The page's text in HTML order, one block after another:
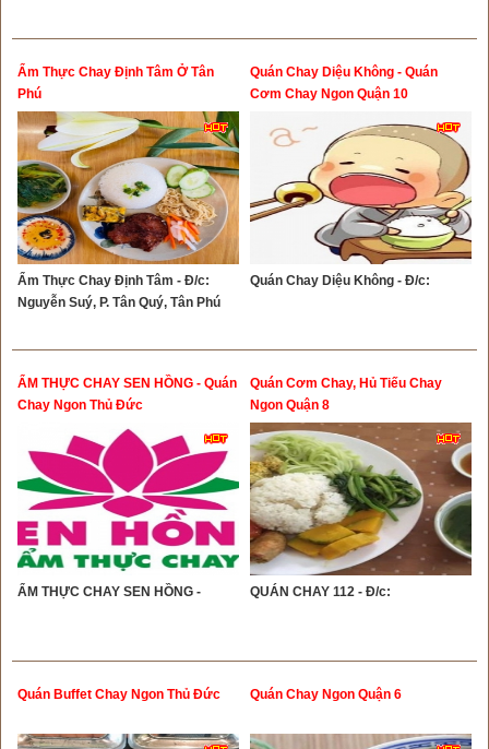
Ẩm Thực Chay Định Tâm Ở Tân
Phú
Ẩm Thực Chay Định Tâm - Đ/c:
Nguyễn Suý, P. Tân Quý, Tân Phú
Quán Chay Diệu Không - Quán
Cơm Chay Ngon Quận 10
Quán Chay Diệu Không - Đ/c:
ẨM THỰC CHAY SEN HỒNG - Quán
Chay Ngon Thủ Đức
ẨM THỰC CHAY SEN HỒNG -
Quán Cơm Chay, Hủ Tiếu Chay
Ngon Quận 8
QUÁN CHAY 112 - Đ/c:
Quán Buffet Chay Ngon Thủ Đức Quán Chay Ngon Quận 6